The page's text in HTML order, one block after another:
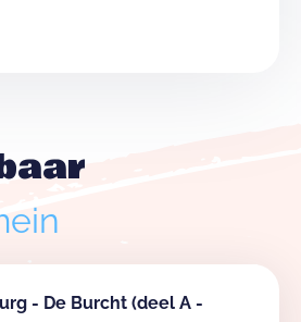
- De Burcht (deel A -